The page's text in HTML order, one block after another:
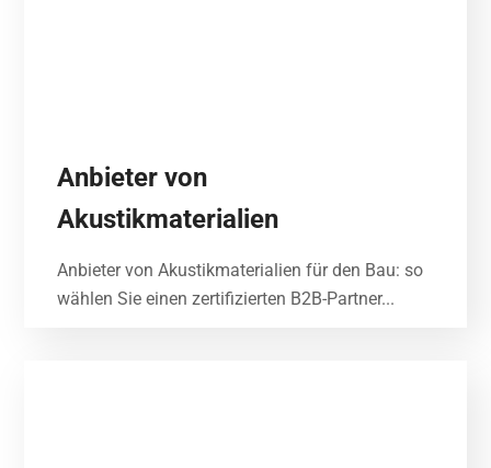
Anbieter von
Akustikmaterialien
Anbieter von Akustikmaterialien für den Bau: so
wählen Sie einen zertifizierten B2B-Partner...